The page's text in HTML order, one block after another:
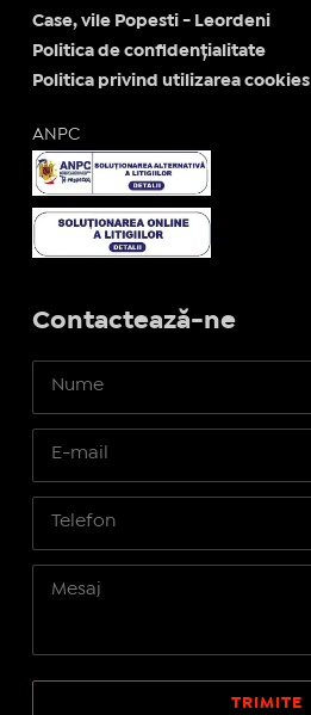
Case, vile Popesti - Leordeni
Politica de confidențialitate
Politica privind utilizarea cookies
ANPC
Contactează-ne